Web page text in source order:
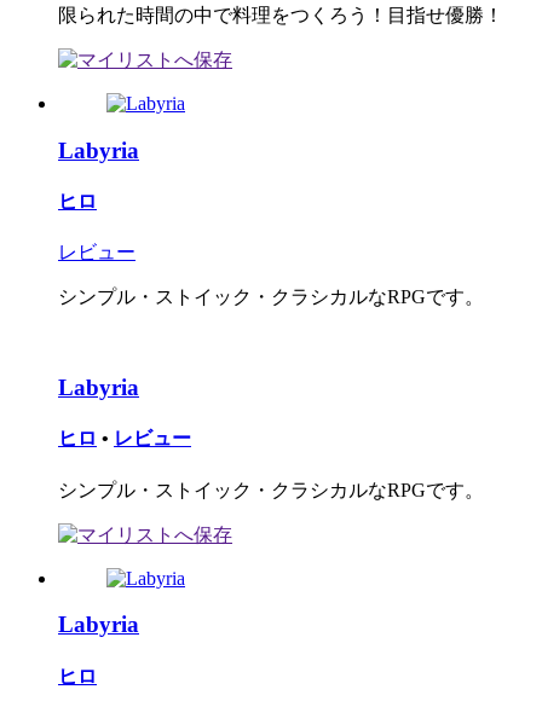
限られた時間の中で料理をつくろう！目指せ優勝！
Labyria
ヒロ
レビュー
シンプル・ストイック・クラシカルなRPGです。
Labyria
ヒロ • レビュー
シンプル・ストイック・クラシカルなRPGです。
Labyria
ヒロ